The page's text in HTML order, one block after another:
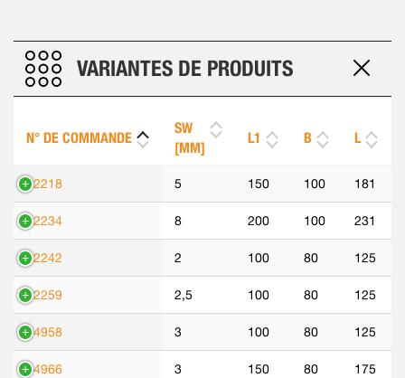
VARIANTES DE PRODUITS
N° DE COMMANDE
SW
[MM]
L1 B L
42218 5 150 100 181
42234 8 200 100 231
42242 2 100 80 125
42259 2,5 100 80 125
44958 3 100 80 125
44966 3 150 80 175